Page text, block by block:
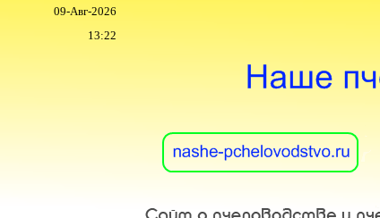
09-Авг-2026
13:22